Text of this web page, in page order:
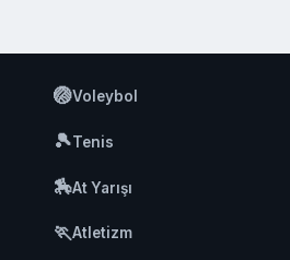
🏐Voleybol
🎾Tenis
🏇At Yarışı
🏃Atletizm